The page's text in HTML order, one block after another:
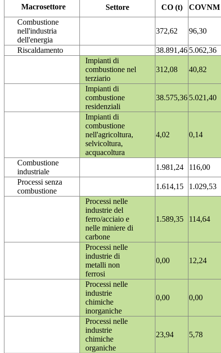
Macrosettore Settore CO (t)
COVNM
Combustione
nell'industria
dell'energia
372,62 96,30
Riscaldamento 38.891,46 5.062,36
Impianti di
combustione nel
terziario
312,08 40,82
Impianti di
combustione
residenziali
38.575,36 5.021,40
Impianti di
combustione
nell'agricoltura,
selvicoltura,
acquacoltura
4,02 0,14
Combustione
industriale
1.981,24
116,00
Processi senza
combustione
1.614,15
1.029,53
Processi nelle
industrie del
ferro/acciaio e
nelle miniere di
carbone
1.589,35 114,64
Processi nelle
industrie di
metalli non
ferrosi
0,00 12,24
Processi nelle
industrie
chimiche
inorganiche
0,00 0,00
Processi nelle
industrie
chimiche
organiche
23,94 5,78